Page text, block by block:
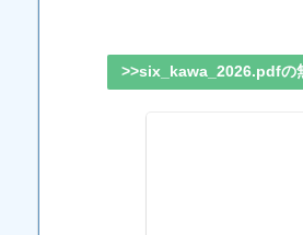
>>six_kawa_2026.pdfの